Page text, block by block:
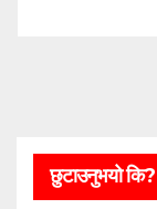
छुटाउनुभयो कि?